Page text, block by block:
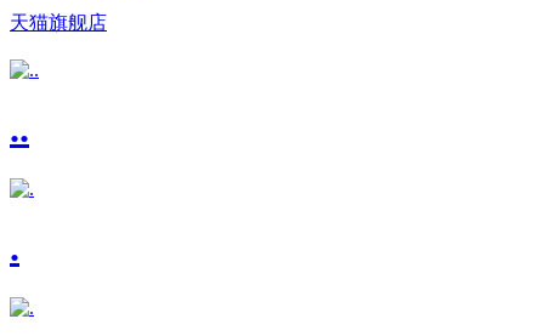
天猫旗舰店
..
.